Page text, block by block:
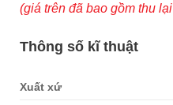
(giá trên đã bao gồm thu
Thông số kĩ thuật
Xuất xứ